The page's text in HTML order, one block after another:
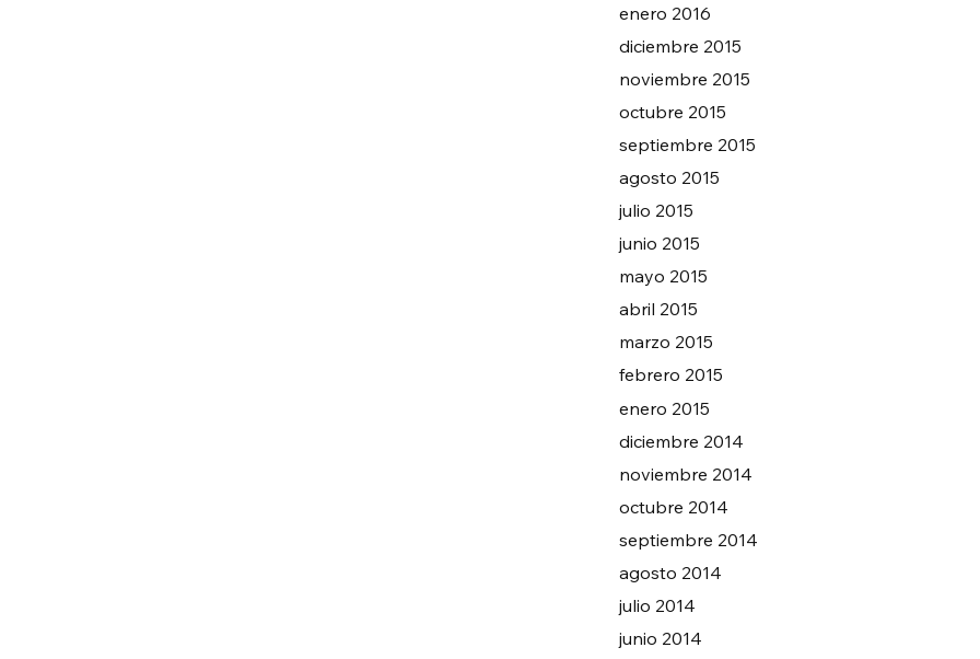
enero 2016
diciembre 2015
noviembre 2015
octubre 2015
septiembre 2015
agosto 2015
julio 2015
junio 2015
mayo 2015
abril 2015
marzo 2015
febrero 2015
enero 2015
diciembre 2014
noviembre 2014
octubre 2014
septiembre 2014
agosto 2014
julio 2014
junio 2014